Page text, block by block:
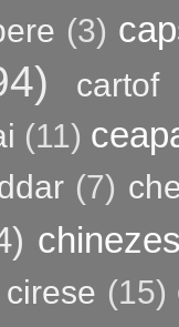
(3)
cartof
(11)
(7)
cirese (15)